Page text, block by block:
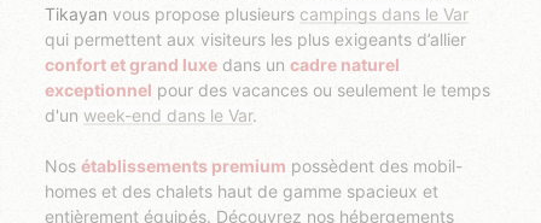
Tikayan vous propose plusieurs campings dans le Var
qui permettent aux visiteurs les plus exigeants d’allier
confort et grand luxe dans uncadre naturel
exceptionnel pour des vacances ou seulement le temps
d'un week-end dans le Var.
Nosétablissements premium possèdent des mobil-
homes et des chalets haut de gamme spacieux et
entièrement équipés. Découvrez nos hébergements